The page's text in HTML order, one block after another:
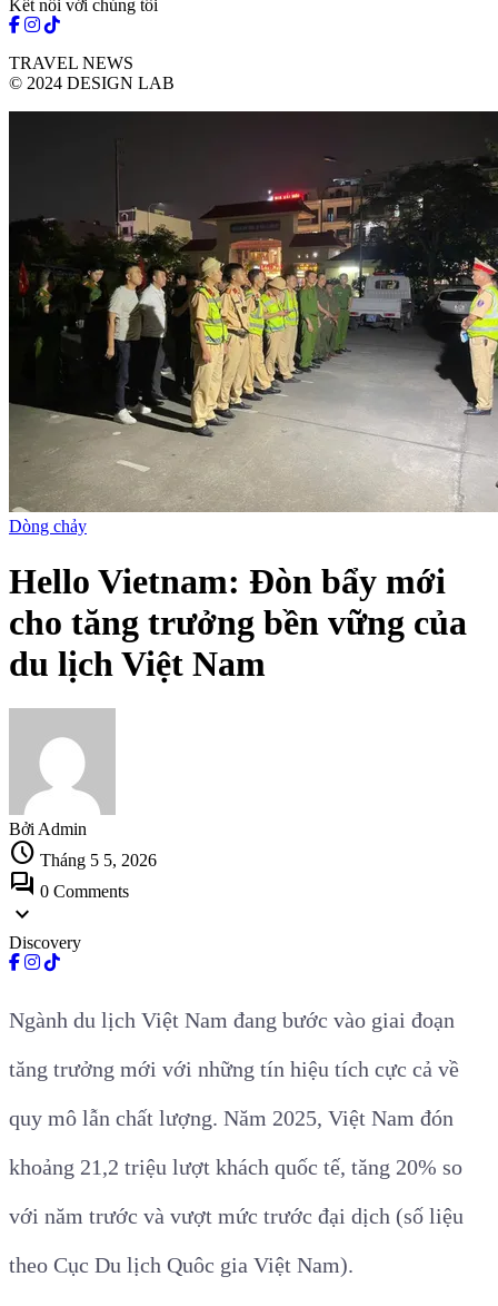
Kết nối với chúng tôi
TRAVEL NEWS
© 2024 DESIGN LAB
Dòng chảy
Hello Vietnam: Đòn bẩy mới
cho tăng trưởng bền vững của
du lịch Việt Nam
Bởi Admin
schedule Tháng 5 5, 2026
forum 0 Comments
expand_more
Discovery
Ngành du lịch Việt Nam đang bước vào giai đoạn
tăng trưởng mới với những tín hiệu tích cực cả về
quy mô lẫn chất lượng. Năm 2025, Việt Nam đón
khoảng 21,2 triệu lượt khách quốc tế, tăng 20% so
với năm trước và vượt mức trước đại dịch (số liệu
theo Cục Du lịch Quôc gia Việt Nam).